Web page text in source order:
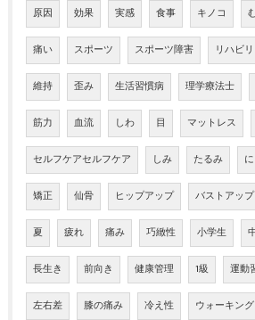
原因 効果 実感 食事 キノコ
痛い スポーツ スポーツ障害 リハビリ
維持 歪み 生活習慣病 理学療法士
筋力 血流 しわ 目 マットレス
セルフケアセルフケア しみ たるみ
矯正 仙骨 ヒップアップ バストアップ
夏 疲れ 痛み 巧緻性 小学生
長生き 前向き 健康管理 1級 運動
左右差 膝の痛み 冷え性 ウォーキング